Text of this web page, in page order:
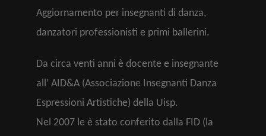
Aggiornamento per insegnanti di danza,
danzatori professionisti e primi ballerini.
Da circa venti anni è docente e insegnante
all’ AID&A (Associazione Insegnanti Danza
Espressioni Artistiche) della Uisp.
Nel 2007 le è stato conferito dalla FID (la